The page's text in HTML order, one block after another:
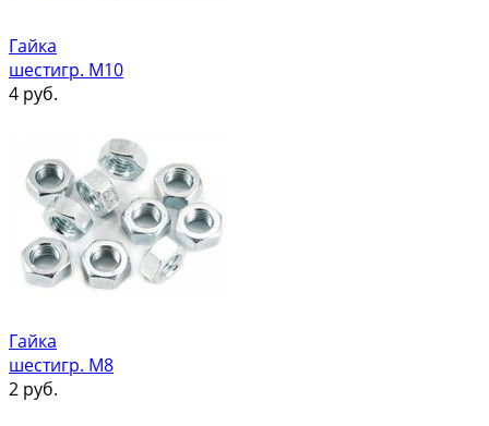
Гайка
шестигр. М10
4 руб.
Гайка
шестигр. М8
2 руб.